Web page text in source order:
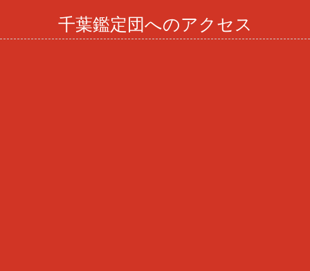
千葉鑑定団へのアクセス